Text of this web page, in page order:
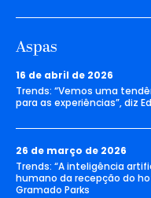
Aspas
16 de abril de 2026
Trends: “Vemos uma
para as experiências”, diz
26 de março de 2026
Trends: “A inteligência
humano da recepção do
Gramado Parks